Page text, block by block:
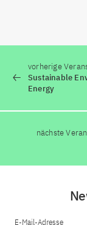
vorherige
Sustainable
Energy
nächste
E-Mail-Adresse